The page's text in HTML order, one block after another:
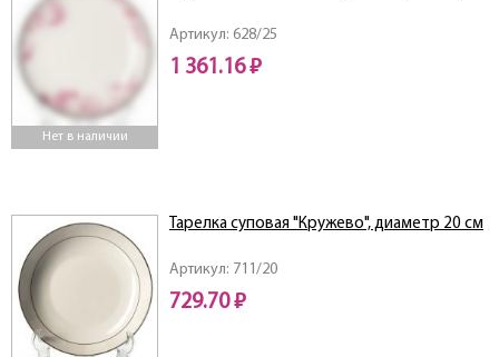
Нет в наличии
Артикул: 628/25
1 361.16 ₽
Артикул: 711/20
Тарелка суповая "Кружево", диаметр 20 см
729.70 ₽